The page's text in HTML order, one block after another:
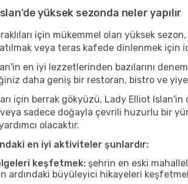
yüksek sezonda neler yapılır
için mükemmel olan yüksek
veya teras kafede dinlenmek için
en iyi lezzetlerinden bazılarını
daha geniş bir restoran, bistro ve
için berrak gökyüzü, Lady Elliot
sadece doğayla çevrili huzurlu bir
olacaktır.
en iyi aktiviteler şunlardır:
keşfetmek: şehrin en eski
ardındaki büyüleyici hikayeleri